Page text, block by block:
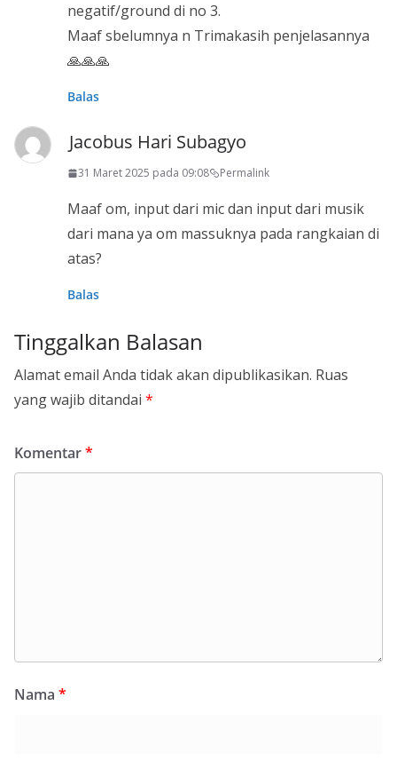
negatif/ground di no 3.
Maaf sbelumnya n Trimakasih penjelasannya
🙏🙏🙏
Balas
Jacobus Hari Subagyo
31 Maret 2025 pada 09:08 Permalink
Maaf om, input dari mic dan input dari musik
dari mana ya om massuknya pada rangkaian di
atas?
Balas
Tinggalkan Balasan
Alamat email Anda tidak akan dipublikasikan. Ruas
yang wajib ditandai *
Komentar*
Nama *